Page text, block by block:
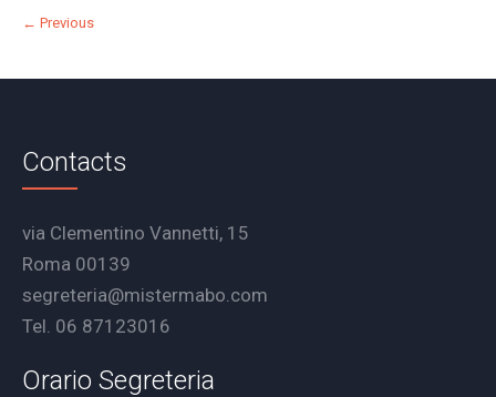
← Previous
Contacts
via Clementino Vannetti, 15
Roma 00139
segreteria@mistermabo.com
Tel. 06 87123016
Orario Segreteria